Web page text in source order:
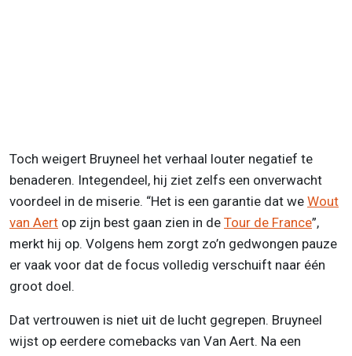
Toch weigert Bruyneel het verhaal louter negatief te
benaderen. Integendeel, hij ziet zelfs een onverwacht
voordeel in de miserie. “Het is een garantie dat we Wout
van Aert op zijn best gaan zien in de Tour de France”,
merkt hij op. Volgens hem zorgt zo’n gedwongen pauze
er vaak voor dat de focus volledig verschuift naar één
groot doel.
Dat vertrouwen is niet uit de lucht gegrepen. Bruyneel
wijst op eerdere comebacks van Van Aert. Na een